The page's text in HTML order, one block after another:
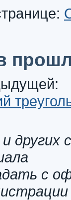
других
с